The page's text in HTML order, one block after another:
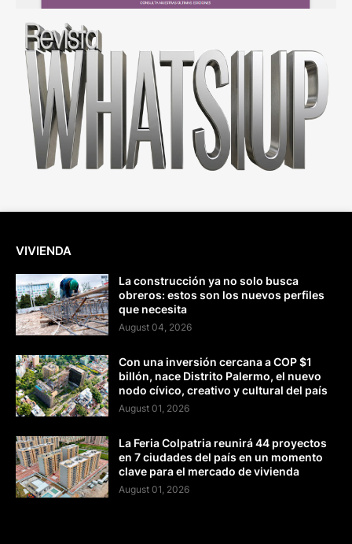
VIVIENDA
La construcción ya no solo busca
obreros: estos son los nuevos perfiles
que necesita
August 04, 2026
Con una inversión cercana a COP $1
billón, nace Distrito Palermo, el nuevo
nodo cívico, creativo y cultural del país
August 01, 2026
La Feria Colpatria reunirá 44 proyectos
en 7 ciudades del país en un momento
clave para el mercado de vivienda
August 01, 2026